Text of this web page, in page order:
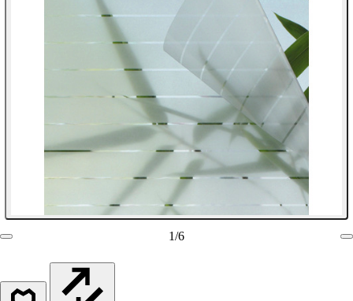
1/6